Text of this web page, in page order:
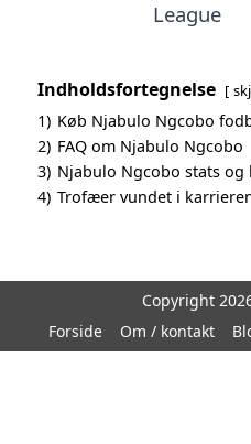
League
Indholdsfortegnelse
1) Køb Njabulo Ngcobo
2) FAQ om Njabulo Ngcobo
3) Njabulo Ngcobo stats og
4) Trofæer vundet i
Copyright
Forside
Om / kontakt